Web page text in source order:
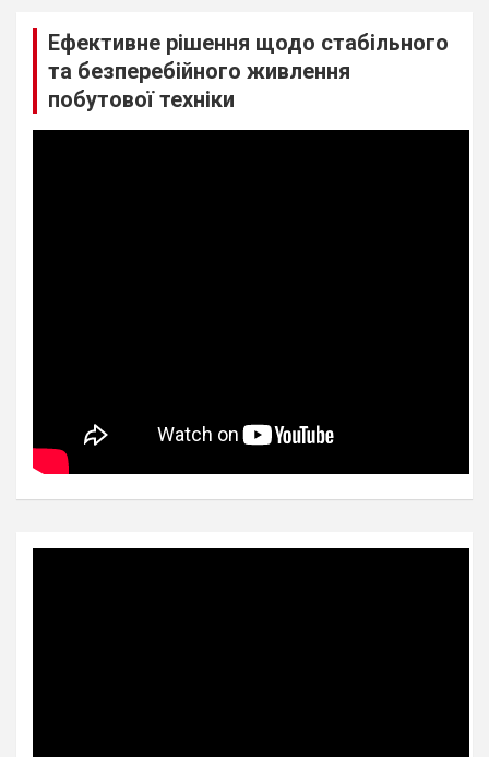
Ефективне рішення щодо стабільного
та безперебійного живлення
побутової техніки